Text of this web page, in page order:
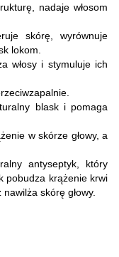
nadaje włosom
skórę, wyrównuje
lokom.
włosy i stymuluje ich
blask i pomaga
w skórze głowy, a
antyseptyk, który
pobudza krążenie krwi
skórę głowy.